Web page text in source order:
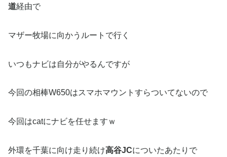
道経由で
マザー牧場に向かうルートで行く
いつもナビは自分がやるんですが
今回の相棒W650はスマホマウントすらついてないので
今回はcatにナビを任せますｗ
外環を千葉に向け走り続け高谷JCについたあたりで